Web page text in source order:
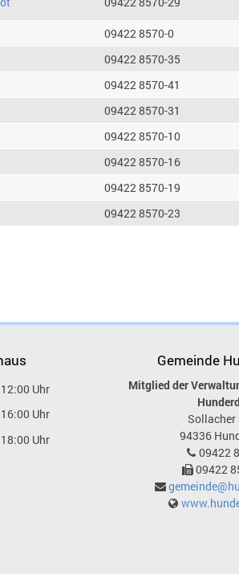
09422 8570-0
09422 8570-35
09422 8570-41
09422 8570-31
09422 8570-10
09422 8570-16
09422 8570-19
09422 8570-23
Uhr
Uhr
Uhr
Gemeinde
Mitglied der
Sollacher
94336
09422
09422